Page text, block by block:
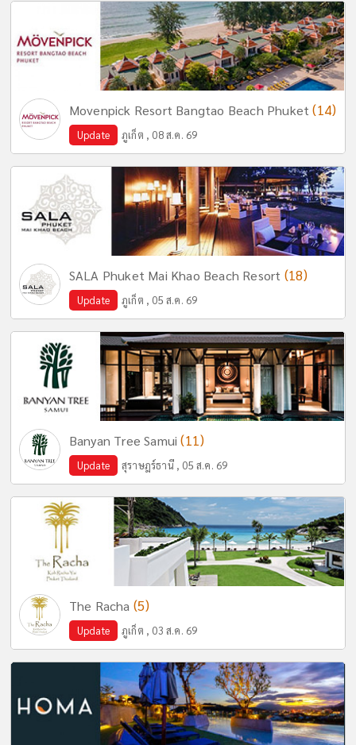
Movenpick Resort Bangtao Beach Phuket(14)
Update ภูเก็ต , 08 ส.ค. 69
SALA Phuket Mai Khao Beach Resort (18)
Update ภูเก็ต , 05 ส.ค. 69
Banyan Tree Samui(11)
Update สุราษฎร์ธานี , 05 ส.ค. 69
The Racha (5)
Update ภูเก็ต , 03 ส.ค. 69